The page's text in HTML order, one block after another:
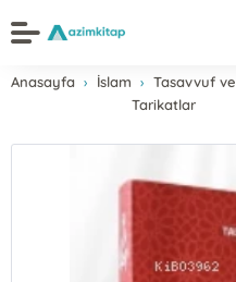
Anasayfa İslam
Tasavvuf ve
Tarikatlar